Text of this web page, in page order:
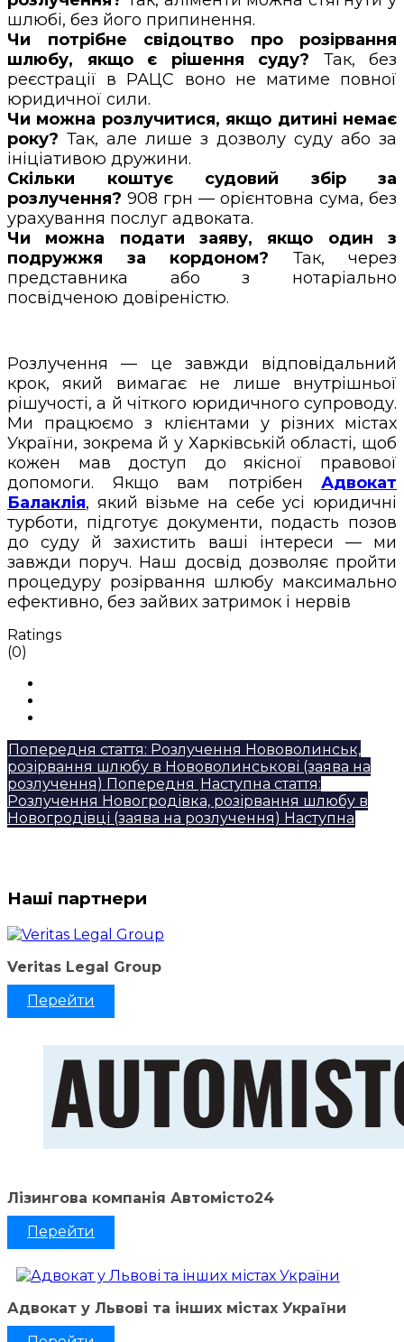
шлюбі, без його припинення.
Чи потрібне свідоцтво про розірвання
шлюбу, якщо є рішення суду? Так, без
реєстрації в РАЦС воно не матиме повної
юридичної сили.
Чи можна розлучитися, якщо дитині немає
року? Так, але лише з дозволу суду або за
ініціативою дружини.
Скільки коштує судовий збір за
розлучення? 908 грн — орієнтовна сума, без
урахування послуг адвоката.
Чи можна подати заяву, якщо один з
подружжя за кордоном? Так, через
представника або з нотаріально
посвідченою довіреністю.
Розлучення — це завжди відповідальний
крок, який вимагає не лише внутрішньої
рішучості, а й чіткого юридичного супроводу.
Ми працюємо з клієнтами у різних містах
України, зокрема й у Харківській області, щоб
кожен мав доступ до якісної правової
допомоги. Якщо вам потрібен Адвокат
Балаклія, який візьме на себе усі юридичні
турботи, підготує документи, подасть позов
до суду й захистить ваші інтереси — ми
завжди поруч. Наш досвід дозволяє пройти
процедуру розірвання шлюбу максимально
ефективно, без зайвих затримок і нервів
Ratings
(0)
Попередня стаття: Розлучення Нововолинськ,
розірвання шлюбу в Нововолинськові (заява на
розлучення) Попередня Наступна стаття:
Розлучення Новогродівка, розірвання шлюбу в
Новогродівці (заява на розлучення) Наступна
Наші партнери
Veritas Legal Group
Перейти
Лізингова компанія Автомісто24
Перейти
Адвокат у Львові та інших містах України